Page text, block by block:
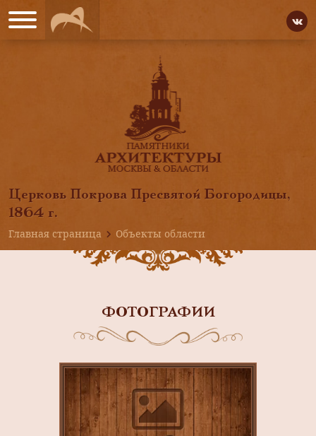
Церковь Покрова Пресвятой Богородицы,
1864 г.
Главная страница
Объекты области
ФОТОГРАФИИ